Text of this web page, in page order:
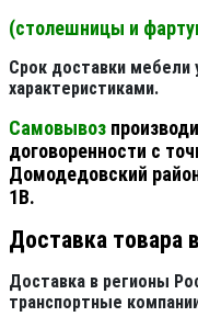
(столешницы и
Срок доставки мебели
характеристиками.
Самовывоз
договоренности с
Домодедовский
1В.
Доставка товара
Доставка в регионы
транспортные